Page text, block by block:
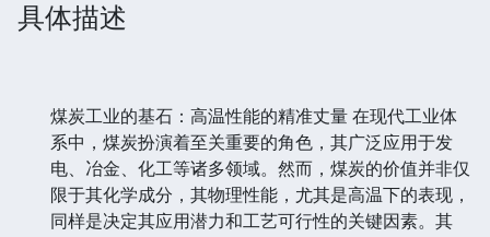
具体描述
煤炭工业的基石：高温性能的精准丈量 在现代工业体
系中，煤炭扮演着至关重要的角色，其广泛应用于发
电、冶金、化工等诸多领域。然而，煤炭的价值并非仅
限于其化学成分，其物理性能，尤其是高温下的表现，
同样是决定其应用潜力和工艺可行性的关键因素。其